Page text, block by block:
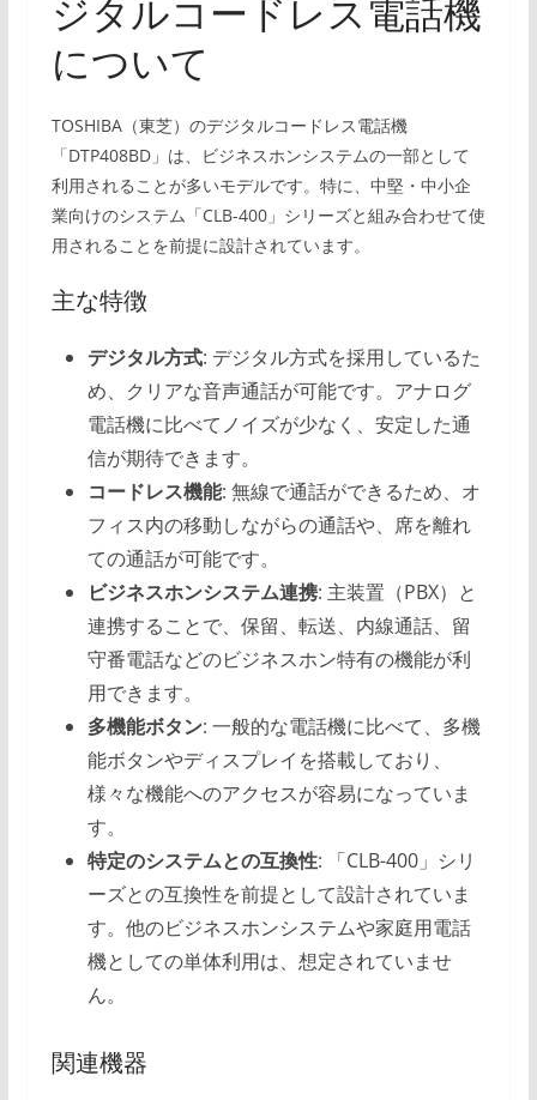
ジタルコードレス電話機
について
TOSHIBA（東芝）のデジタルコードレス電話機
「DTP408BD」は、ビジネスホンシステムの一部として
利用されることが多いモデルです。特に、中堅・中小企
業向けのシステム「CLB-400」シリーズと組み合わせて使
用されることを前提に設計されています。
主な特徴
デジタル方式: デジタル方式を採用しているた
め、クリアな音声通話が可能です。アナログ
電話機に比べてノイズが少なく、安定した通
信が期待できます。
コードレス機能: 無線で通話ができるため、オ
フィス内の移動しながらの通話や、席を離れ
ての通話が可能です。
ビジネスホンシステム連携: 主装置（PBX）と
連携することで、保留、転送、内線通話、留
守番電話などのビジネスホン特有の機能が利
用できます。
多機能ボタン: 一般的な電話機に比べて、多機
能ボタンやディスプレイを搭載しており、
様々な機能へのアクセスが容易になっていま
す。
特定のシステムとの互換性: 「CLB-400」シリ
ーズとの互換性を前提として設計されていま
す。他のビジネスホンシステムや家庭用電話
機としての単体利用は、想定されていませ
ん。
関連機器